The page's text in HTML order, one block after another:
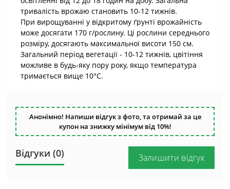
тривалість врожаю становить 10-12 тижнів.
При вирощуванні у відкритому ґрунті врожайність
може досягати 170 г/рослину. Ці рослини середнього
розміру, досягають максимальної висоти 150 см.
Загальний період вегетації - 10-12 тижнів, цвітіння
можливе в будь-яку пору року, якщо температура
тримається вище 10°C.
Анонімно! Напиши відгук з фото, та отримай за це
купон на знижку мінімум від 10%!
Відгуки (0) Залишити відгук